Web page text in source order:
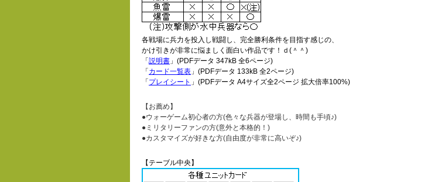
各戦場に兵力を投入し戦闘し、完全勝利条件を目指す感じの、
かけ引きが非常に悩ましく面白い作品です！ｄ(＾＾)
「 説明書 」(PDFデータ 347kB 全6ページ)
「 カード一覧表 」(PDFデータ 133kB 全2ページ)
「 プレイシート 」(PDFデータ A4サイズ全2ページ 拡大倍率100%)
【お薦め】
●ウォーゲーム初心者の方(色々な兵器が登場し、時間も手頃♪)
●ミリタリーファンの方(意外と本格的！)
●カスタマイズが好きな方(自由度が非常に高いぞ♪)
【テーブル中央】